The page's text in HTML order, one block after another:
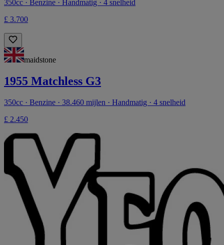
350cc · Benzine · Handmatig · 4 snelheid
£ 3.700
maidstone
1955 Matchless G3
350cc · Benzine · 38.460 mijlen · Handmatig · 4 snelheid
£ 2.450